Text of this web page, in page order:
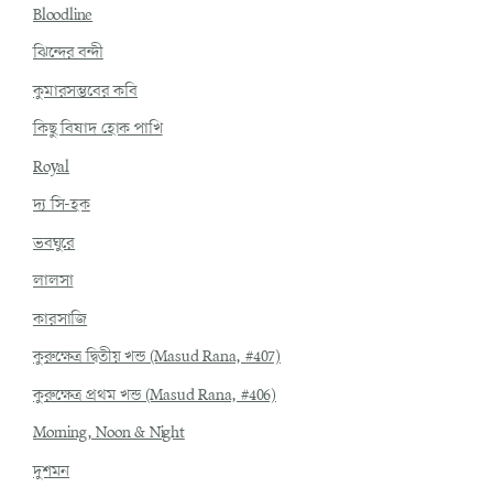
Bloodline
ঝিন্দের বন্দী
কুমারসম্ভবের কবি
কিছু বিষাদ হোক পাখি
Royal
দ্য সি-হক
ভবঘুরে
লালসা
কারসাজি
কুরুক্ষেত্র দ্বিতীয় খন্ড (Masud Rana, #407)
কুরুক্ষেত্র প্রথম খন্ড (Masud Rana, #406)
Morning, Noon & Night
দুশমন